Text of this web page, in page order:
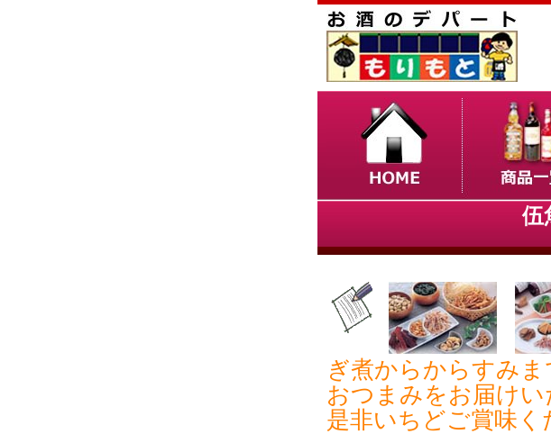
伍
ぎ煮からからすみ
おつまみをお届けい
是非いちどご賞味く